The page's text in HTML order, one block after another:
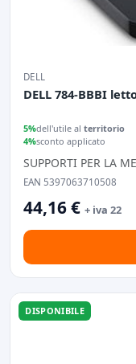
DELL
DELL 784-BBBI
5%dell'utile al territorio
4%sconto applicato
SUPPORTI PER LA
EAN 5397063710508
44,16 € + iva 22
DISPONIBILE